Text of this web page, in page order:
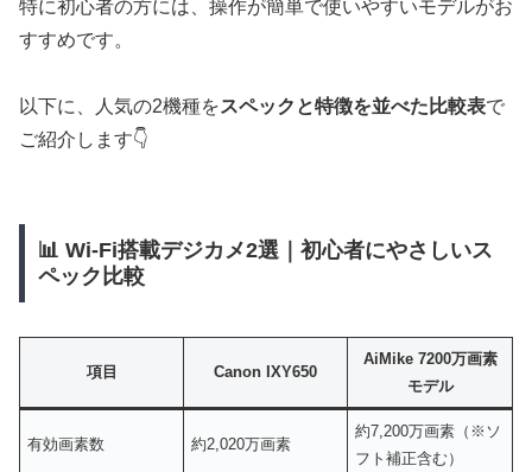
特に初心者の方には、操作が簡単で使いやすいモデルがお
すすめです。
以下に、人気の2機種をスペックと特徴を並べた比較表で
ご紹介します👇
📊 Wi-Fi搭載デジカメ2選｜初心者にやさしいス
ペック比較
項目 Canon IXY650
AiMike 7200万画素
モデル
有効画素数 約2,020万画素
約7,200万画素（※ソ
フト補正含む）